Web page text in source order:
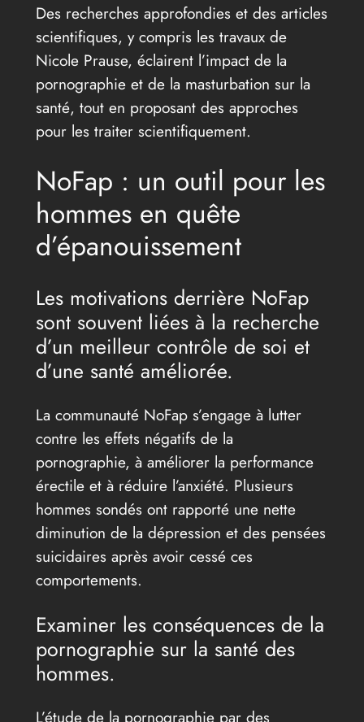
Des recherches approfondies et des articles
scientifiques, y compris les travaux de
Nicole Prause, éclairent l’impact de la
pornographie et de la masturbation sur la
santé, tout en proposant des approches
pour les traiter scientifiquement.
NoFap : un outil pour les
hommes en quête
d’épanouissement
Les motivations derrière NoFap
sont souvent liées à la recherche
d’un meilleur contrôle de soi et
d’une santé améliorée.
La communauté NoFap s’engage à lutter
contre les effets négatifs de la
pornographie, à améliorer la performance
érectile et à réduire l’anxiété. Plusieurs
hommes sondés ont rapporté une nette
diminution de la dépression et des pensées
suicidaires après avoir cessé ces
comportements.
Examiner les conséquences de la
pornographie sur la santé des
hommes.
L’étude de la pornographie par des